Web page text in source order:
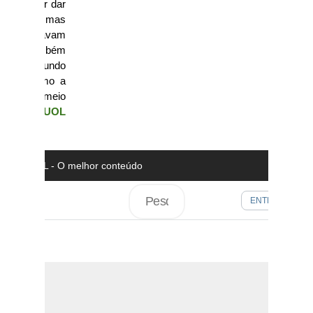
por dar
crime, mas
estavam
também
do mundo
como a
do meio
UOL